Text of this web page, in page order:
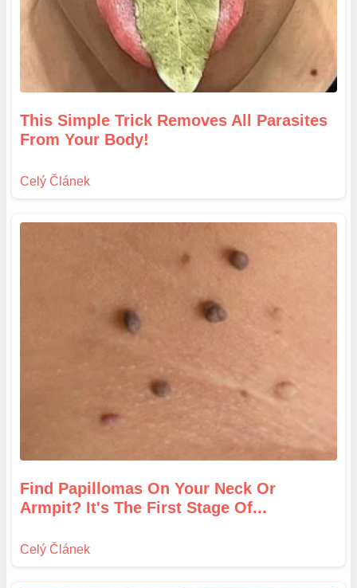
This Simple Trick Removes All Parasites
From Your Body!
Find Papillomas On Your Neck Or
Armpit? It's The First Stage Of...